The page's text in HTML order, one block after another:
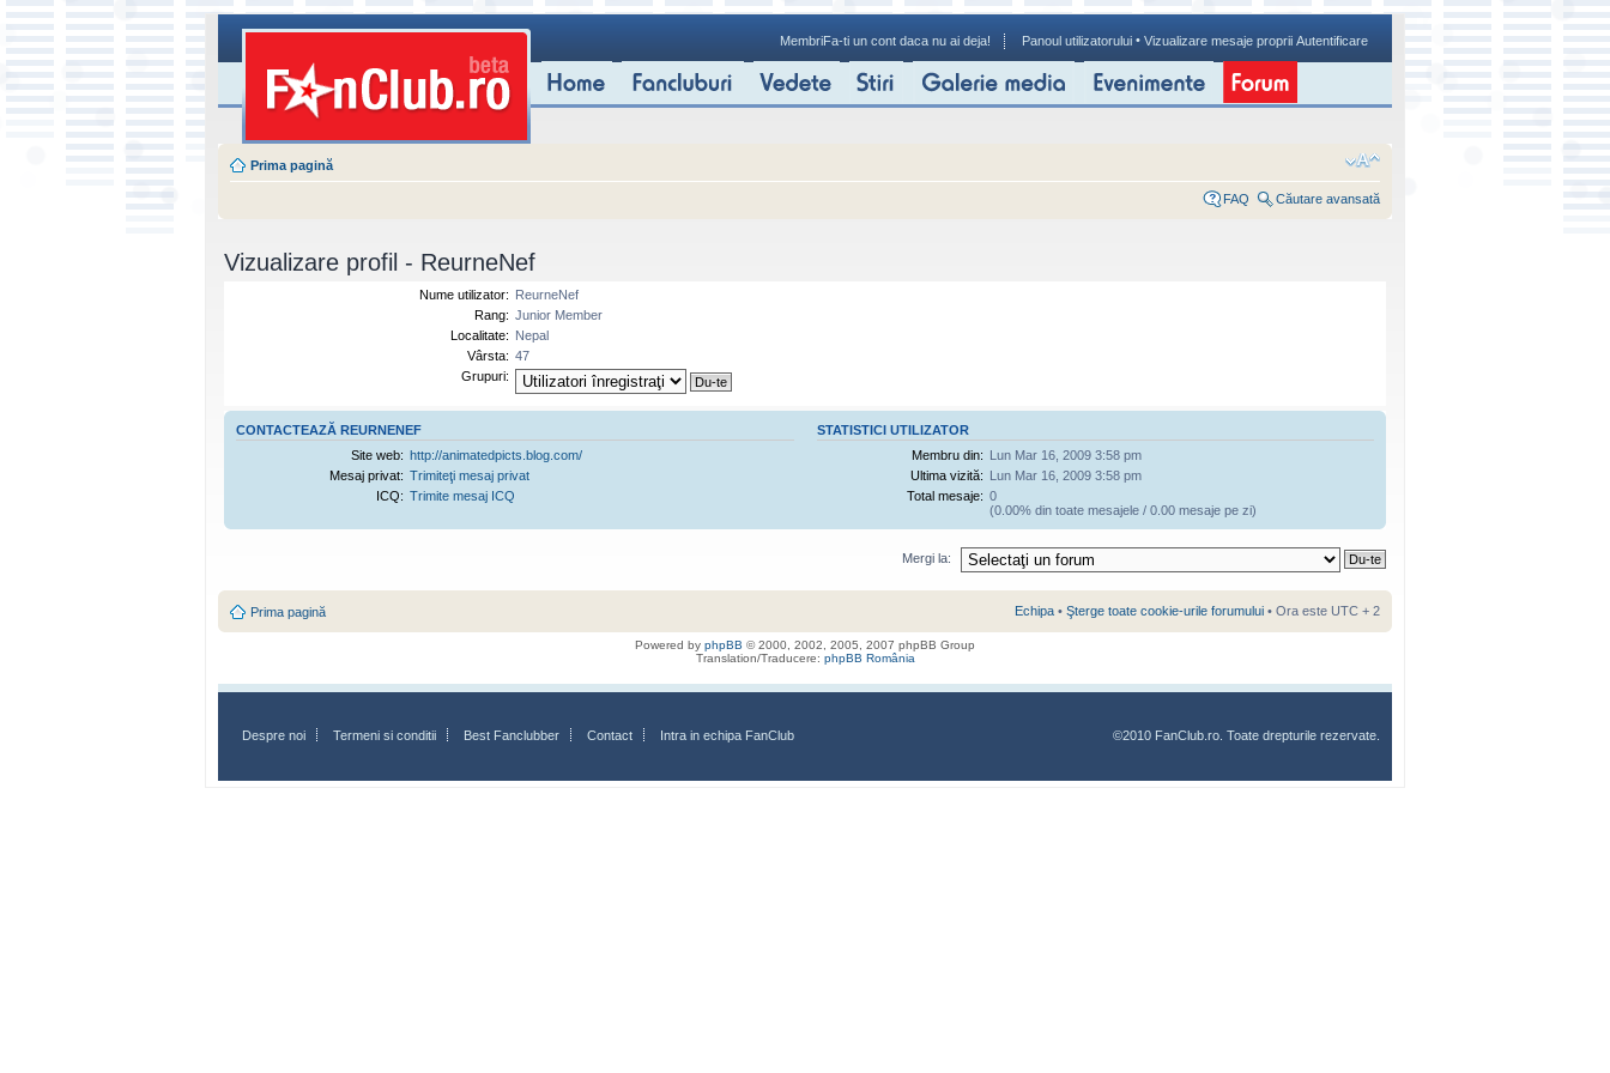
MembriFa-ti un cont daca nu ai deja! Panoul utilizatorului • Vizualizare mesaje proprii Autentificare
Prima pagină
FAQ Căutare avansată
Vizualizare profil - ReurneNef
Nume utilizator: ReurneNef
Rang: Junior Member
Localitate: Nepal
Vârsta: 47
Grupuri:
CONTACTEAZĂ REURNENEF
Site web: http://animatedpicts.blog.com/
Mesaj privat: Trimiteţi mesaj privat
ICQ: Trimite mesaj ICQ
STATISTICI UTILIZATOR
Membru din: Lun Mar 16, 2009 3:58 pm
Ultima vizită: Lun Mar 16, 2009 3:58 pm
Total mesaje: 0
(0.00% din toate mesajele / 0.00 mesaje pe zi)
Mergi la:
Prima pagină Echipa • Şterge toate cookie-urile forumului • Ora este UTC + 2
Powered by phpBB © 2000, 2002, 2005, 2007 phpBB Group
Translation/Traducere: phpBB România
Despre noi Termeni si conditii Best Fanclubber Contact Intra in echipa FanClub ©2010 FanClub.ro. Toate drepturile rezervate.